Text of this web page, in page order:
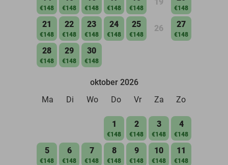
€148 €148 €148 €148 €148 €148
21
€148
22
€148
23
€148
24
€148
25
€148
26 27
€148
28
€148
29
€148
30
€148
oktober 2026
Ma
Di Wo Do Vr Za Zo
1
€148
2
€148
3
€148
4
€148
5
€148
6
€148
7
€148
8
€148
9
€148
10
€148
11
€148